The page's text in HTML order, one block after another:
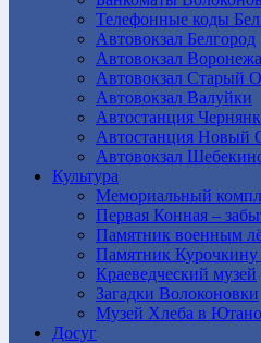
Телефонные коды
Автовокзал Белгород
Автовокзал
Автовокзал Старый
Автовокзал Валуйки
Автостанция
Автостанция Новый
Автовокзал
Культура
Мемориальный
Первая Конная –
Памятник военным
Памятник
Краеведческий музей
Загадки Волоконовки
Музей Хлеба в
Досуг